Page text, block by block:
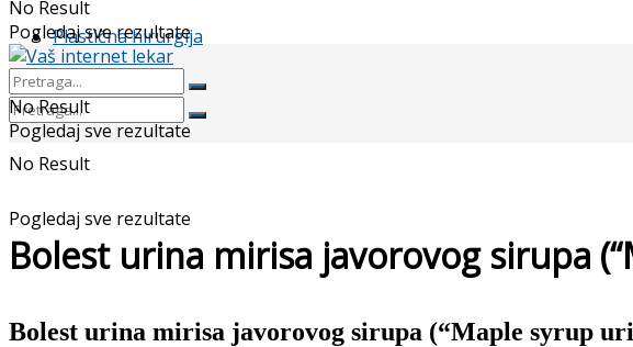
Plastična hirurgija
No Result
Pogledaj sve rezultate
No Result
Pogledaj sve rezultate
No Result
Pogledaj sve rezultate
Bolest urina mirisa javorovog sirupa
Bolest urina mirisa javorovog sirupa (“Maple syrup